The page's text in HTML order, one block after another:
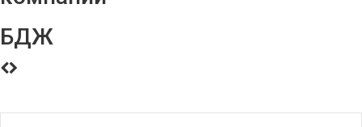
БДЖ